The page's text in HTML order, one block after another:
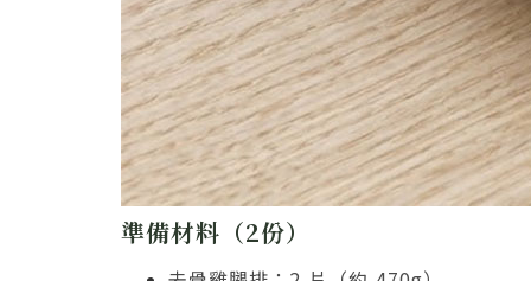
準備材料（2份）